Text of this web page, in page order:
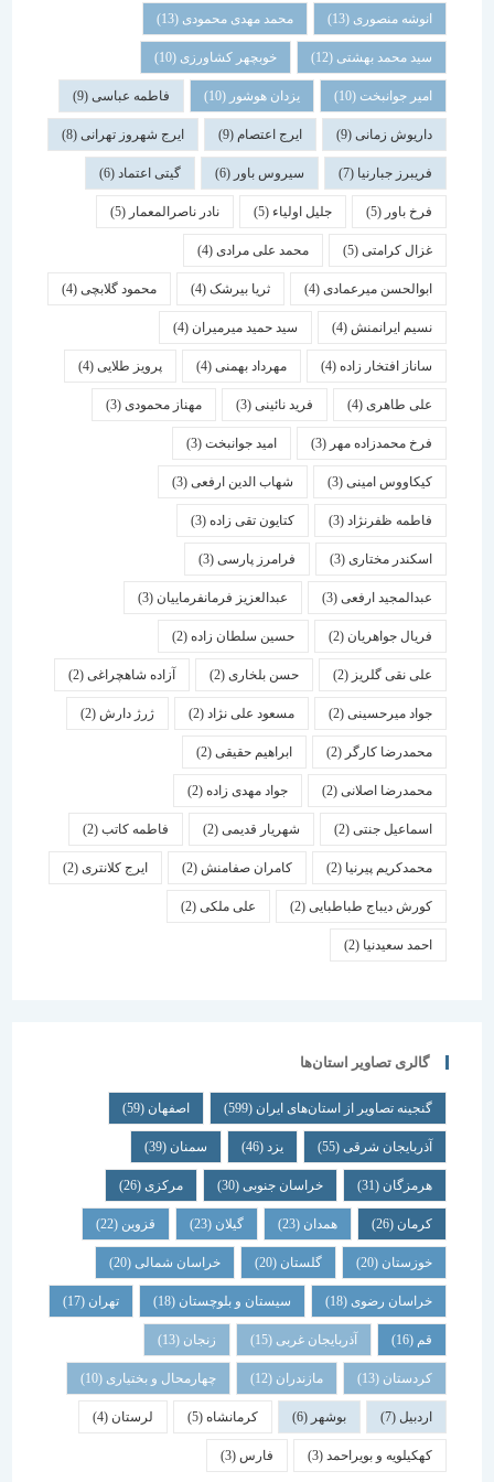
انوشه منصوری(13) محمد مهدی محمودی(13)
سید محمد بهشتی(12) خوبچهر کشاورزی(10)
امیر جوانبخت(10) یزدان هوشور(10) فاطمه عباسی(9)
داریوش زمانی(9) ایرج اعتصام(9) ایرج شهروز تهرانی(8)
فریبرز جبارنیا(7) سیروس باور(6) گیتی اعتماد(6)
فرخ باور(5) جلیل اولیاء(5) نادر ناصرالمعمار (5)
غزال کرامتی(5) محمد علی مرادی(4)
ابوالحسن میرعمادی(4) ثریا بیرشک(4) محمود گلابچی(4)
نسیم ایرانمنش(4) سید حمید میرمیران(4)
ساناز افتخار زاده(4) مهرداد بهمنی (4) پرویز طلایی(4)
علی طاهری(4) فرید نائینی(3) مهناز محمودی(3)
فرخ محمدزاده مهر(3) امید جوانبخت(3)
کیکاووس امینی(3) شهاب الدین ارفعی(3)
فاطمه ظفرنژاد(3) کتایون تقی زاده(3)
اسكندر مختاری (3) فرامرز پارسی(3)
عبدالمجید ارفعی(3) عبدالعزیز فرمانفرماییان(3)
فریال جواهریان(2) حسین سلطان زاده(2)
علی نقی گلریز(2) حسن بلخاری(2) آزاده شاهچراغی(2)
جواد میرحسینی(2) مسعود علی نژاد(2) ژرژ دارش (2)
محمدرضا کارگر(2) ابراهیم حقیقی(2)
محمدرضا اصلانی(2) جواد مهدی زاده(2)
اسماعیل جنتی(2) شهریار قدیمی(2) فاطمه کاتب(2)
محمدکریم پیرنیا (2) کامران صفامنش(2) ایرج کلانتری (2)
کورش دیباج طباطبایی(2) علی ملکی(2)
احمد سعیدنیا (2)
گالری تصاویر استان‌ها
گنجینه تصاویر از استان‌های ایران(599) اصفهان (59)
آذربایجان شرقی(55) یزد سمنان (39)
هرمزگان(31) خراسان جنوبی(30) مرکزی (26)
همدان گیلان قزوین
خوزستان(20) گلستان (20) خراسان شمالی(20)
خراسان رضوی(18) سیستان و بلوچستان(18) تهران
آذربایجان غربی(15) زنجان
کردستان(13) مازندران(12) چهارمحال و بختیاری (10)
بوشهر کرمانشاه(5) لرستان (4)
کهکیلویه و بویراحمد(3) فارس